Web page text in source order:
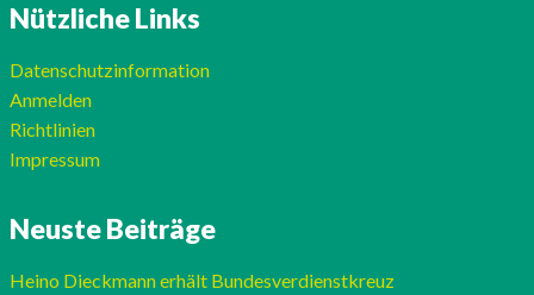
Nützliche Links
Datenschutzinformation
Anmelden
Richtlinien
Impressum
Neuste Beiträge
Heino Dieckmann erhält Bundesverdienstkreuz